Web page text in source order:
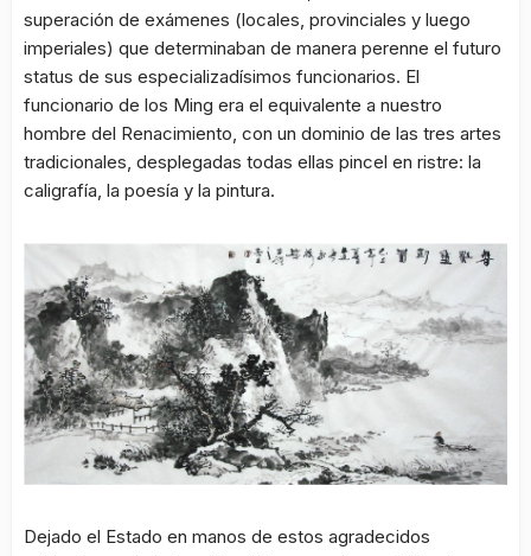
superación de exámenes (locales, provinciales y luego
imperiales) que determinaban de manera perenne el futuro
status de sus especializadísimos funcionarios. El
funcionario de los Ming era el equivalente a nuestro
hombre del Renacimiento, con un dominio de las tres artes
tradicionales, desplegadas todas ellas pincel en ristre: la
caligrafía, la poesía y la pintura.
Dejado el Estado en manos de estos agradecidos